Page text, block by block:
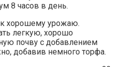
8 часов в день.
хорошему урожаю.
легкую, хорошо
почву с добавлением
добавив немного торфа.